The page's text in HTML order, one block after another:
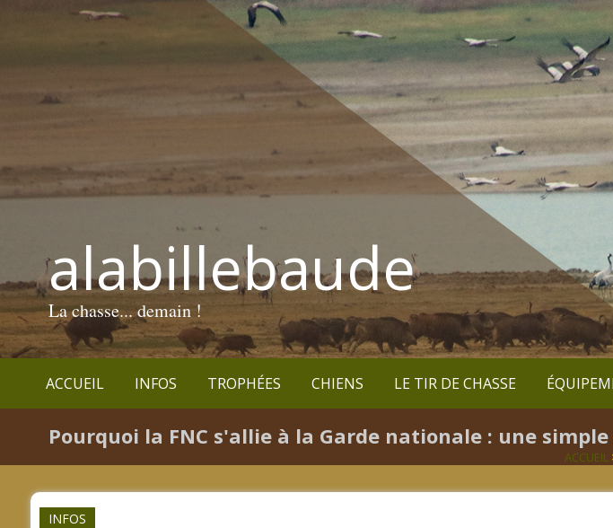
alabillebaude
La chasse... demain !
ACCUEIL INFOS TROPHÉES CHIENS LE TIR DE CHASSE
Pourquoi la FNC s'allie à la Garde nationale : une
ACCUEIL
INFOS